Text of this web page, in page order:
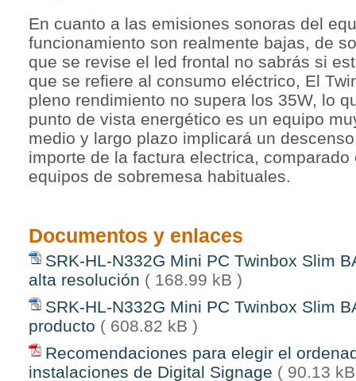
En cuanto a las emisiones sonoras del
funcionamiento son realmente bajas, de
que se revise el led frontal no sabrás si
que se refiere al consumo eléctrico, El
pleno rendimiento no supera los 35W, lo
punto de vista energético es un equipo
medio y largo plazo implicará un
importe de la factura electrica,
equipos de sobremesa habituales.
Documentos y enlaces
SRK-HL-N332G Mini PC Twinbox Slim
alta resolución ( 168.99 kB )
SRK-HL-N332G Mini PC Twinbox Slim
producto ( 608.82 kB )
Recomendaciones para elegir el
instalaciones de Digital Signage ( 90.13